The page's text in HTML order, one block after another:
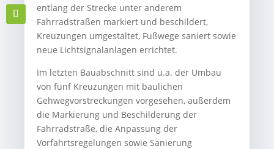
entlang der Strecke unter anderem
Fahrradstraßen markiert und beschildert,
Kreuzungen umgestaltet, Fußwege saniert sowie
neue Lichtsignalanlagen errichtet.
Im letzten Bauabschnitt sind u.a. der Umbau
von fünf Kreuzungen mit baulichen
Gehwegvorstreckungen vorgesehen, außerdem
die Markierung und Beschilderung der
Fahrradstraße, die Anpassung der
Vorfahrtsregelungen sowie Sanierung